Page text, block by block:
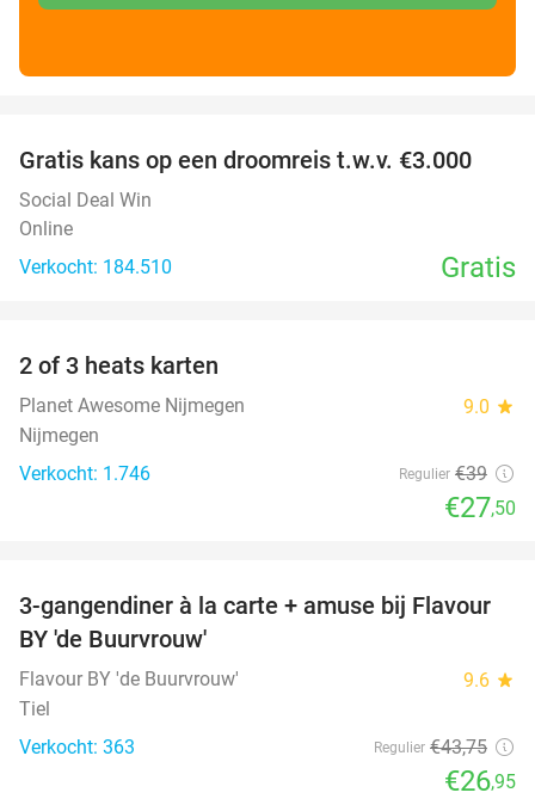
Gratis kans op een droomreis t.w.v. €3.000
Social Deal Win
Online
Verkocht: 184.510
Gratis
2 of 3 heats karten
Planet Awesome Nijmegen 9.0 star
Nijmegen
Verkocht: 1.746
Regulier €39
€27,50
38%
3-gangendiner à la carte + amuse bij Flavour
BY 'de Buurvrouw'
Flavour BY 'de Buurvrouw' 9.6 star
Tiel
Verkocht: 363
Regulier €43,75
€26,95